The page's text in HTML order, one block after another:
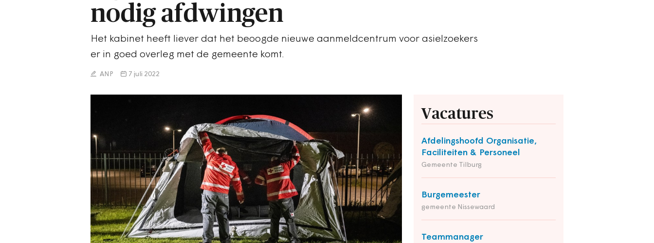
nodig afdwingen
Het kabinet heeft liever dat het beoogde nieuwe aanmeldcentrum voor asielzoekers
er in goed overleg met de gemeente komt.
ANP 7 juli 2022
Vacatures
Afdelingshoofd Organisatie,
Faciliteiten & Personeel
Gemeente Tilburg
Burgemeester
gemeente Nissewaard
Teammanager